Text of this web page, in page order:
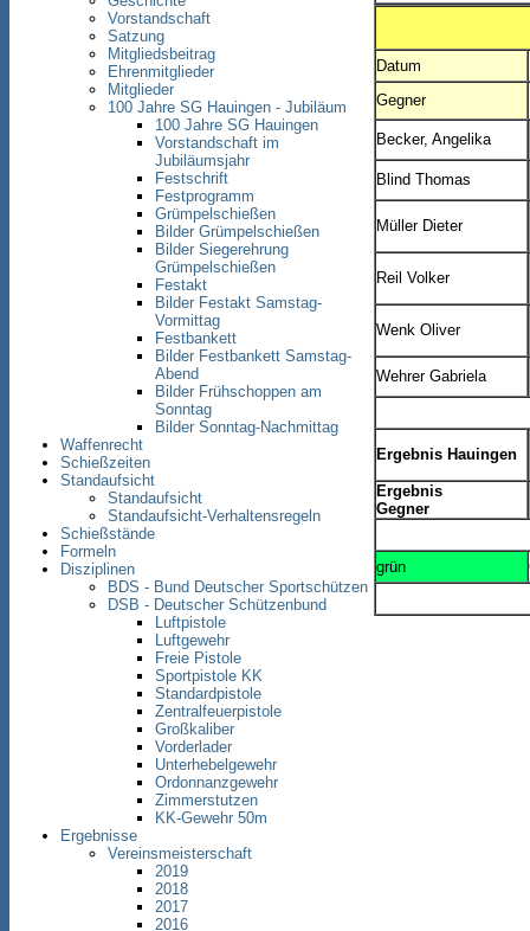
Vorstandschaft
Satzung
Mitgliedsbeitrag
Ehrenmitglieder
Mitglieder
100 Jahre SG Hauingen - Jubiläum
100 Jahre SG Hauingen
Vorstandschaft im
Jubiläumsjahr
Festschrift
Festprogramm
Grümpelschießen
Bilder Grümpelschießen
Bilder Siegerehrung
Grümpelschießen
Festakt
Bilder Festakt Samstag-
Vormittag
Festbankett
Bilder Festbankett Samstag-
Abend
Bilder Frühschoppen am
Sonntag
Bilder Sonntag-Nachmittag
Waffenrecht
Schießzeiten
Standaufsicht
Standaufsicht
Standaufsicht-Verhaltensregeln
Schießstände
Formeln
Disziplinen
BDS - Bund Deutscher Sportschützen
DSB - Deutscher Schützenbund
Luftpistole
Luftgewehr
Freie Pistole
Sportpistole KK
Standardpistole
Zentralfeuerpistole
Großkaliber
Vorderlader
Unterhebelgewehr
Ordonnanzgewehr
Zimmerstutzen
KK-Gewehr 50m
Ergebnisse
Vereinsmeisterschaft
2019
2018
2017
2016
Datum
Gegner
Becker, Angelika
Blind Thomas
Müller Dieter
Reil Volker
Wenk Oliver
Wehrer Gabriela
Ergebnis Hauingen
Ergebnis
Gegner
grün